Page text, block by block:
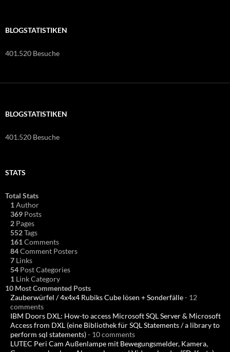
BLOGSTATISTIKEN
401.520 Besuche
BLOGSTATISTIKEN
401.520 Besuche
STATS
Total Stats
1 Author
369 Posts
2 Pages
552Tags
161 Comments
84Comment Posters
7 Links
54 Post Categories
1 Link Category
10 Most Commented Posts
Zauberwürfel / 4x4x4 Rubiks Cube lösen + Sonderfälle- 12
comments
IBM Doors DXL: How-to access Microsoft SQL Server & Microsoft
Access from DXL (eine Bibliothek für SQL Statements / a library to
perform sql statements)- 10 comments
LUTEC Peri Cam Außenlampe mit Bewegungsmelder, Kamera,